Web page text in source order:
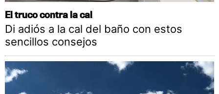
El truco contra la cal
Di adiós a la cal del baño con estos
sencillos consejos